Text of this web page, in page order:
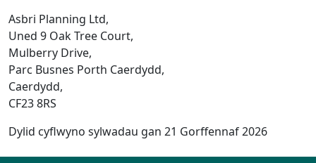
Asbri Planning Ltd,
Uned 9 Oak Tree Court,
Mulberry Drive,
Parc Busnes Porth Caerdydd,
Caerdydd,
CF23 8RS
Dylid cyflwyno sylwadau gan 21 Gorffennaf 2026